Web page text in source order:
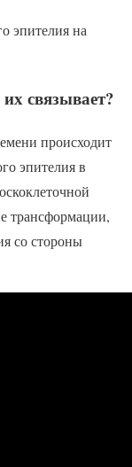
эпителия на
связывает?
происходит
эпителия в
трансформации,
со стороны